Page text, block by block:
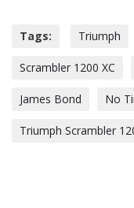
Tags: Triumph
Scrambler 1200 XC
James Bond No
Triumph Scrambler